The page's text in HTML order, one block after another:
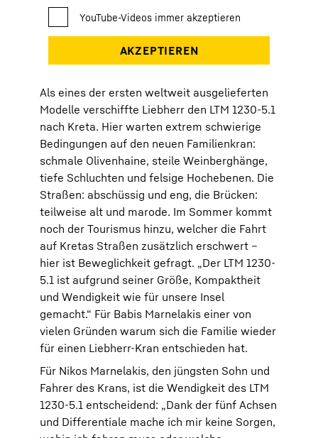
Als eines der ersten weltweit ausgelieferten
Modelle verschiffte Liebherr den LTM 1230-5.1
nach Kreta. Hier warten extrem schwierige
Bedingungen auf den neuen Familienkran:
schmale Olivenhaine, steile Weinberghänge,
tiefe Schluchten und felsige Hochebenen. Die
Straßen: abschüssig und eng, die Brücken:
teilweise alt und marode. Im Sommer kommt
noch der Tourismus hinzu, welcher die Fahrt
auf Kretas Straßen zusätzlich erschwert –
hier ist Beweglichkeit gefragt. „Der LTM 1230-
5.1 ist aufgrund seiner Größe, Kompaktheit
und Wendigkeit wie für unsere Insel
gemacht.“ Für Babis Marnelakis einer von
vielen Gründen warum sich die Familie wieder
für einen Liebherr-Kran entschieden hat.
Für Nikos Marnelakis, den jüngsten Sohn und
Fahrer des Krans, ist die Wendigkeit des LTM
1230-5.1 entscheidend: „Dank der fünf Achsen
und Differentiale mache ich mir keine Sorgen,